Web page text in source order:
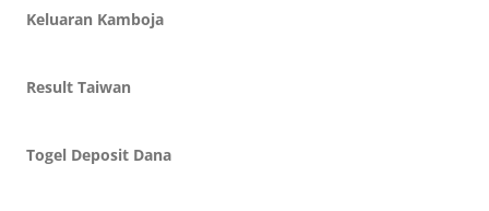
Keluaran Kamboja
Result Taiwan
Togel Deposit Dana